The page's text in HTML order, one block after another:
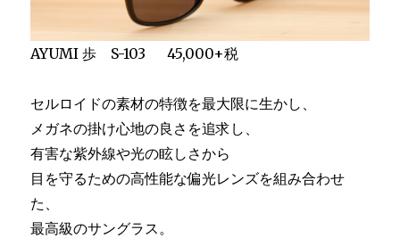
AYUMI 歩 S-103 45,000+税
セルロイドの素材の特徴を最大限に生かし、
メガネの掛け心地の良さを追求し、
有害な紫外線や光の眩しさから
目を守るための高性能な偏光レンズを組み合わせ
た、
最高級のサングラス。